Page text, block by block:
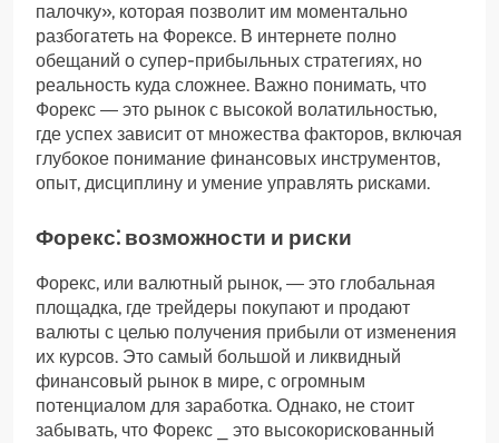
палочку», которая позволит им моментально
разбогатеть на Форексе. В интернете полно
обещаний о супер-прибыльных стратегиях, но
реальность куда сложнее. Важно понимать, что
Форекс ― это рынок с высокой волатильностью,
где успех зависит от множества факторов, включая
глубокое понимание финансовых инструментов,
опыт, дисциплину и умение управлять рисками.
Форекс⁚ возможности и риски
Форекс, или валютный рынок, ― это глобальная
площадка, где трейдеры покупают и продают
валюты с целью получения прибыли от изменения
их курсов. Это самый большой и ликвидный
финансовый рынок в мире, с огромным
потенциалом для заработка. Однако, не стоит
забывать, что Форекс ⎯ это высокорискованный